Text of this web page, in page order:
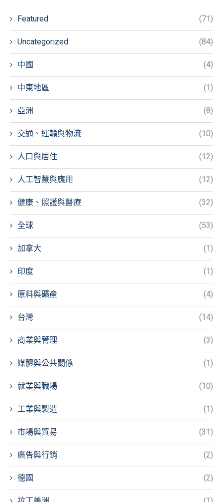
Featured (71)
Uncategorized (84)
中國 (4)
中東地區 (1)
亞洲 (8)
交通、運輸與物流 (10)
人口與居住 (12)
人工智慧與應用 (12)
健康、照護與醫療 (32)
全球 (53)
加拿大 (1)
印度 (1)
原料與礦產 (4)
台灣 (14)
商業與管理 (3)
媒體與公共關係 (1)
就業與職場 (10)
工業與製造 (1)
市場與貿易 (31)
廣告與行銷 (2)
德國 (2)